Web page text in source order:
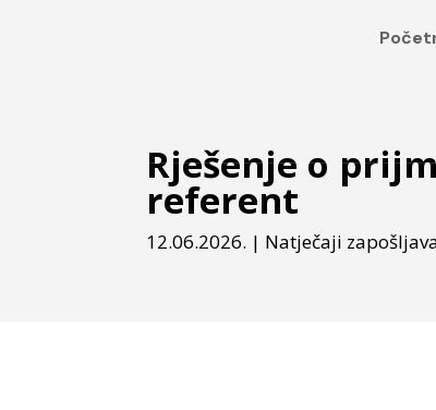
Rješenje o
referent
12.06.2026. | Natječaji